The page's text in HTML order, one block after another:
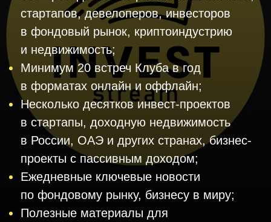
+7
Заполните форму.Наш менеджер
перезвонит вам и расскажет всю
необходимую информацию.
Удобный способ для связи
Телеграм
Звонок
WhatsApp
*Конфиденциально